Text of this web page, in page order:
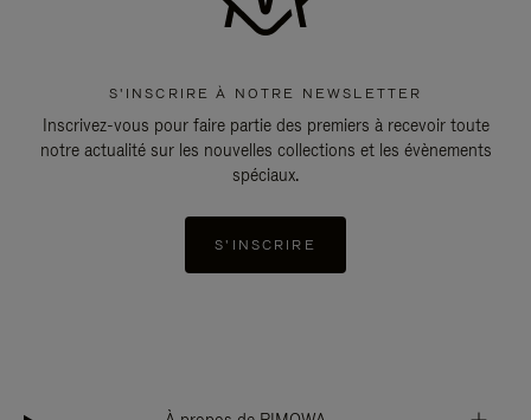
S'INSCRIRE À NOTRE NEWSLETTER
Inscrivez-vous pour faire partie des premiers à recevoir toute
notre actualité sur les nouvelles collections et les évènements
spéciaux.
S'INSCRIRE